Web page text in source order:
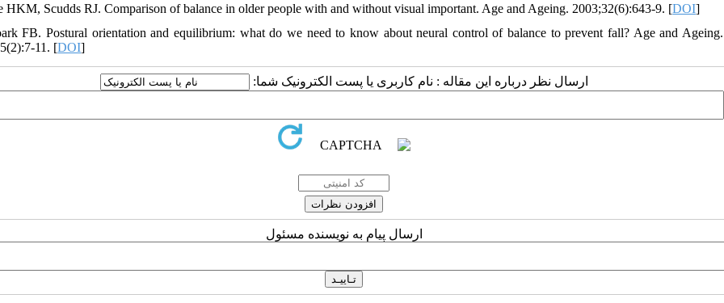
HKM, Scudds RJ. Comparison of balance in older people with and without visual important. Age and Ageing. 2003;32(6):643-9. [DOI]
FB. Postural orientation and equilibrium: what do we need to know about neural control of balance to prevent fall? Age and Ageing.
11. [DOI]
ارسال نظر درباره این مقاله : نام کاربری یا پست الکترونیک شما:
ارسال پیام به نویسنده مسئول